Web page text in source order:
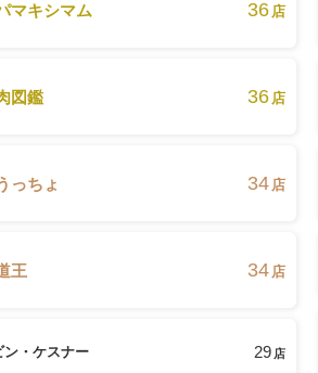
マキシマム 36 店
図鑑 36 店
っちょ 34 店
王 34 店
ン・ケスナー 29 店